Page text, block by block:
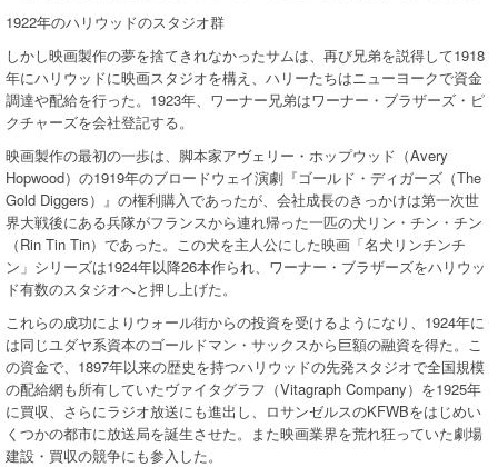
1922年のハリウッドのスタジオ群
しかし映画製作の夢を捨てきれなかったサムは、再び兄弟を説得して1918
年にハリウッドに映画スタジオを構え、ハリーたちはニューヨークで資金
調達や配給を行った。1923年、ワーナー兄弟はワーナー・ブラザーズ・ピ
クチャーズを会社登記する。
映画製作の最初の一歩は、脚本家アヴェリー・ホップウッド（Avery
Hopwood）の1919年のブロードウェイ演劇『ゴールド・ディガーズ（The
Gold Diggers）』の権利購入であったが、会社成長のきっかけは第一次世
界大戦後にある兵隊がフランスから連れ帰った一匹の犬リン・チン・チン
（Rin Tin Tin）であった。この犬を主人公にした映画「名犬リンチンチ
ン」シリーズは1924年以降26本作られ、ワーナー・ブラザーズをハリウッ
ド有数のスタジオへと押し上げた。
これらの成功によりウォール街からの投資を受けるようになり、1924年に
は同じユダヤ系資本のゴールドマン・サックスから巨額の融資を得た。こ
の資金で、1897年以来の歴史を持つハリウッドの先発スタジオで全国規模
の配給網も所有していたヴァイタグラフ（Vitagraph Company）を1925年
に買収、さらにラジオ放送にも進出し、ロサンゼルスのKFWBをはじめい
くつかの都市に放送局を誕生させた。また映画業界を荒れ狂っていた劇場
建設・買収の競争にも参入した。